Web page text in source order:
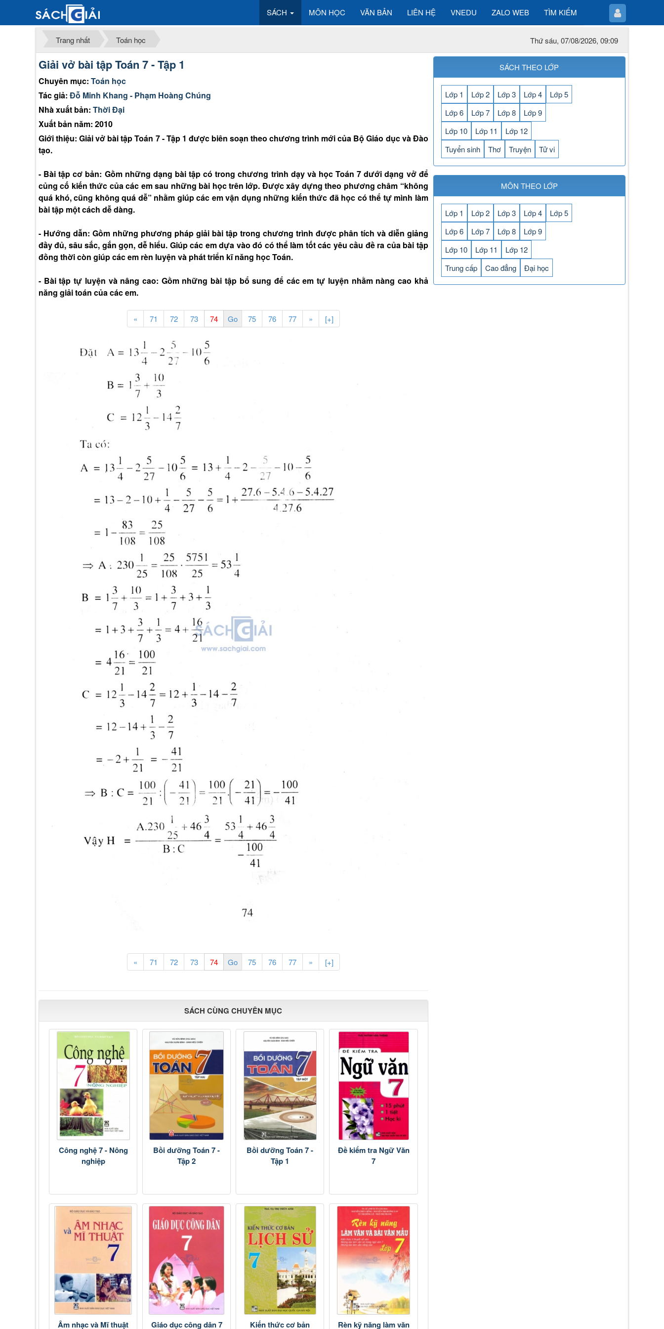
SÁCH MÔN HỌC VĂN BẢN LIÊN HỆ VNEDU ZALO WEB TÌM KIẾM
Trang nhất Toán học Thứ sáu, 07/08/2026, 09:09
Giải vở bài tập Toán 7 - Tập 1
Chuyên mục: Toán học
Tác giả: Đỗ Minh Khang - Phạm Hoàng Chúng
Nhà xuất bản: Thời Đại
Xuất bản năm: 2010
Giới thiệu: Giải vở bài tập Toán 7 - Tập 1 được biên soạn theo chương trình mới của Bộ Giáo dục và Đào
tạo.
- Bài tập cơ bản: Gồm những dạng bài tập có trong chương trình dạy và học Toán 7 dưới dạng vở để
củng cố kiến thức của các em sau những bài học trên lớp. Được xây dựng theo phương châm “không
quá khó, cũng không quá dễ” nhằm giúp các em vận dụng những kiến thức đã học có thể tự mình làm
bài tập một cách dễ dàng.
- Hướng dẫn: Gồm những phương pháp giải bài tập trong chương trình được phân tích và diễn giảng
đầy đủ, sâu sắc, gắn gọn, dễ hiểu. Giúp các em dựa vào đó có thể làm tốt các yêu cầu đề ra của bài tập
đồng thời còn giúp các em rèn luyện và phát triển kĩ năng học Toán.
- Bài tập tự luyện và nâng cao: Gồm những bài tập bổ sung để các em tự luyện nhằm nàng cao khả
năng giải toán của các em.
« 71 72 73 75 76 77 » [+]
« 71 72 73 75 76 77 » [+]
SÁCH CÙNG CHUYÊN MỤC
Công nghệ 7 - Nông
nghiệp
Bồi dưỡng Toán 7 -
Tập 2
Bồi dưỡng Toán 7 -
Tập 1
Đề kiểm tra Ngữ Văn
7
Âm nhạc và Mĩ thuật Giáo dục công dân 7 Kiến thức cơ bản Rèn kỹ năng làm văn
SÁCH THEO LỚP
Lớp 1 Lớp 2 Lớp 3 Lớp 4
Lớp 5
Lớp 6
Lớp 7 Lớp 8
Lớp 9
Lớp 10
Lớp 11
Lớp 12
Tuyển sinh
Thơ Truyện Tử vi
MÔN THEO LỚP
Lớp 1 Lớp 2 Lớp 3 Lớp 4
Lớp 5
Lớp 6
Lớp 7 Lớp 8
Lớp 9
Lớp 10
Lớp 11
Lớp 12
Trung cấp
Cao đẳng Đại học